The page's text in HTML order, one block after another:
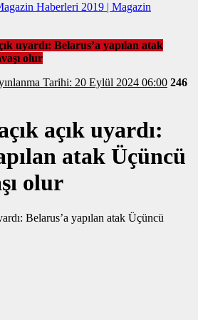
Haberleri 2019 | Magazin
uyardı: Belarus’a yapılan atak
olur
Yayınlanma Tarihi: 20 Eylül 2024 06:00 246
açık uyardı:
atak Üçüncü
olur